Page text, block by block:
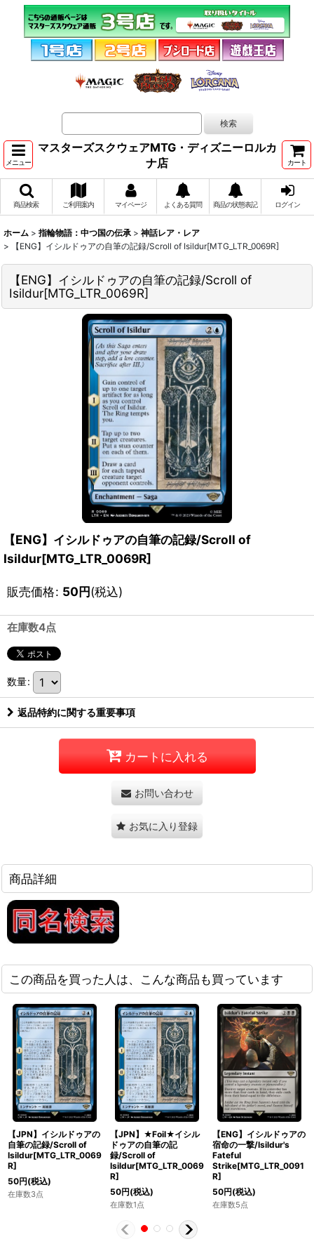
メニュー
マスターズスクウェアMTG・ディズニーロルカ
ナ店
カート
商品検索 ご利用案内 マイページ よくある質問 商品の状態表記 ログイン
ホーム > 指輪物語：中つ国の伝承 > 神話レア・レア
>
【ENG】イシルドゥアの自筆の記録/Scroll of Isildur[MTG_LTR_0069R]
【ENG】イシルドゥアの自筆の記録/Scroll of
Isildur[MTG_LTR_0069R]
【ENG】イシルドゥアの自筆の記録/Scroll of
Isildur[MTG_LTR_0069R]
販売価格: 50円(税込)
在庫数4点
数量:
返品特約に関する重要事項
カートに入れる
お問い合わせ
お気に入り登録
商品詳細
この商品を買った人は、こんな商品も買っています
【JPN】イシルドゥアの
自筆の記録/Scroll of
Isildur[MTG_LTR_0069
R]
50円(税込)
在庫数3点
【JPN】★Foil★イシル
ドゥアの自筆の記
録/Scroll of
Isildur[MTG_LTR_0069
R]
50円(税込)
在庫数1点
【ENG】イシルドゥアの
宿命の一撃/Isildur's
Fateful
Strike[MTG_LTR_0091
R]
50円(税込)
在庫数5点